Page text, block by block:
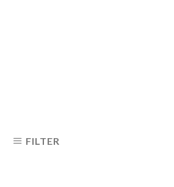
FILTER